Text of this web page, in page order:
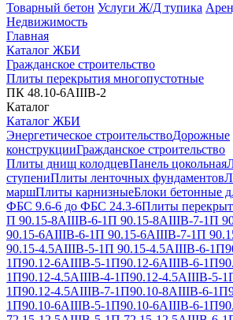
Товарный бетон Услуги Ж/Д тупика
Недвижимость
Главная
Каталог ЖБИ
Гражданское строительство
Плиты перекрытия многопустотные
ПК 48.10-6АIIIВ-2
Каталог
Каталог ЖБИ
Энергетическое строительствоДорожные
конструкцииГражданское строительство
Плиты днищ колодцевПанель цокольная
ступениПлиты ленточных фундаментов
маршПлиты карнизныеБлоки бетонные
ФБС 9.6-6 до ФБС 24.3-6Плиты
П 90.15-8АIIIВ-6-1П 90.15-8АIIIВ-7-1П
90.15-6АIIIВ-6-1П 90.15-6АIIIВ-7-1П
90.15-4.5АIIIВ-5-1П 90.15-4.5АIIIВ-6-1
1П90.12-6АIIIВ-5-1П90.12-6АIIIВ-6-1
1П90.12-4.5АIIIВ-4-1П90.12-4.5АIIIВ-5-1
1П90.12-4.5АIIIВ-7-1П90.10-8АIIIВ-6-1
1П90.10-6АIIIВ-5-1П90.10-6АIIIВ-6-1